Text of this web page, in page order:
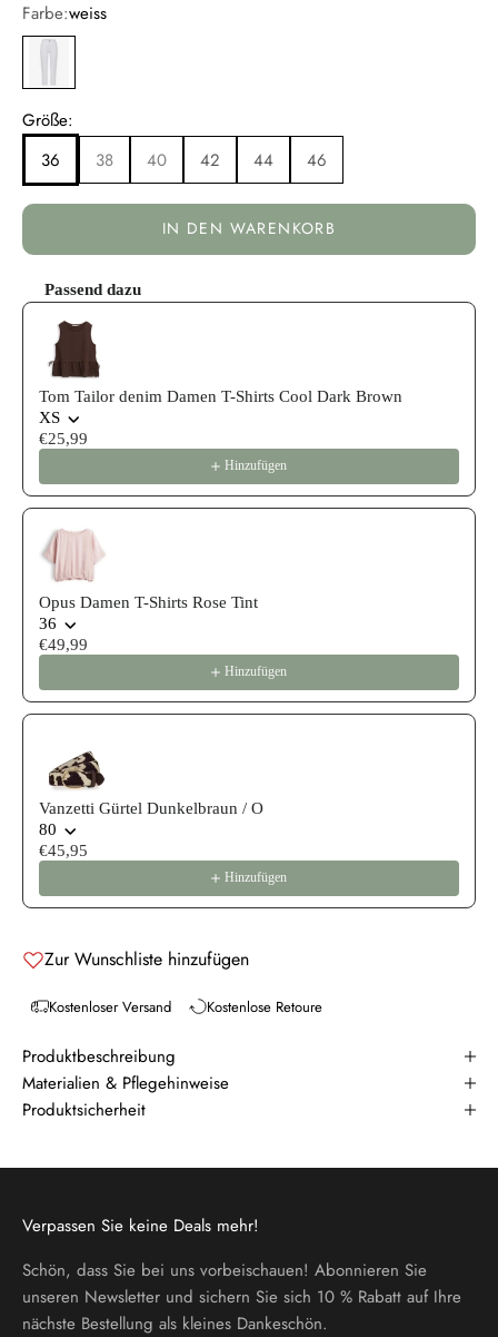
Farbe:weiss
weiss
Größe:
36
38 40 42 44 46
IN DEN WARENKORB
Passend dazu
Use the Previous and Next buttons to navigate through product
Tom Tailor denim Damen T-Shirts Cool Dark Brown
XS
€25,99
Hinzufügen
Opus Damen T-Shirts Rose Tint
36
€49,99
Hinzufügen
Vanzetti Gürtel Dunkelbraun / O
80
€45,95
Hinzufügen
Zur Wunschliste hinzufügen
Kostenloser Versand Kostenlose Retoure
Produktbeschreibung
Materialien & Pflegehinweise
Produktsicherheit
Verpassen Sie keine Deals mehr!
Schön, dass Sie bei uns vorbeischauen! Abonnieren Sie
unseren Newsletter und sichern Sie sich 10 % Rabatt auf Ihre
nächste Bestellung als kleines Dankeschön.